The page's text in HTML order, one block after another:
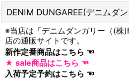
DENIM DUNGAREE(デニムダ
※当店は「デニムダンガリー（(株
店の通販サイトです。
新作定番商品はこちら
★ sale商品はこちら
入荷予定予約はこちら